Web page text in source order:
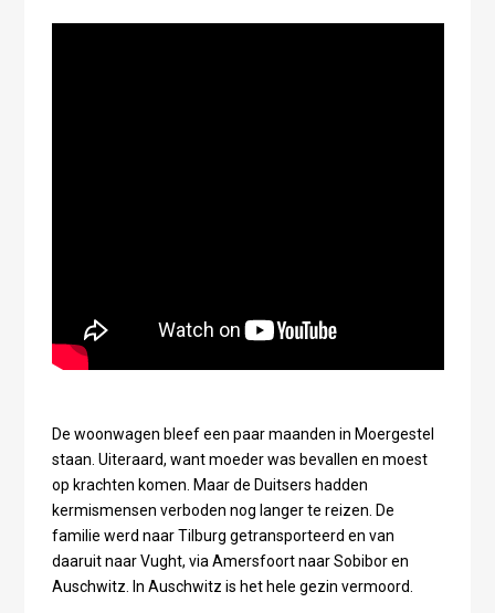
De woonwagen bleef een paar maanden in Moergestel
staan. Uiteraard, want moeder was bevallen en moest
op krachten komen. Maar de Duitsers hadden
kermismensen verboden nog langer te reizen. De
familie werd naar Tilburg getransporteerd en van
daaruit naar Vught, via Amersfoort naar Sobibor en
Auschwitz. In Auschwitz is het hele gezin vermoord.